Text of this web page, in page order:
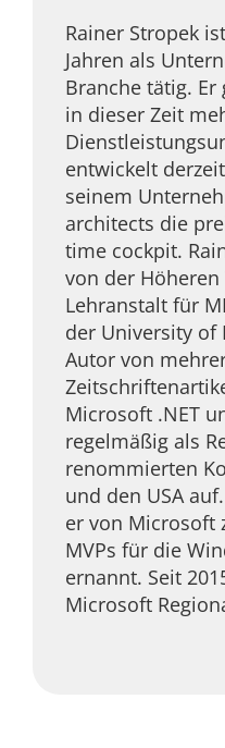
Rainer Stropek
Jahren als
Branche tätig.
in dieser Zeit
entwickelt
seinem
architects die
time cockpit.
von der Höheren
Lehranstalt für
der University of
Autor von
Microsoft .NET
regelmäßig als
renommierten
und den USA
er von Microsoft
MVPs für die
ernannt. Seit
Microsoft